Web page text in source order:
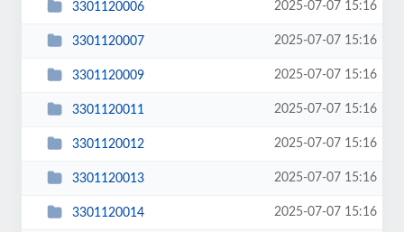
3301120006 2025-07-07 15:16
3301120007 2025-07-07 15:16
3301120009 2025-07-07 15:16
3301120011 2025-07-07 15:16
3301120012 2025-07-07 15:16
3301120013 2025-07-07 15:16
3301120014 2025-07-07 15:16